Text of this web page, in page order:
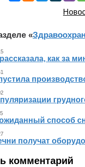
«
как за
способ
получат
комментарий